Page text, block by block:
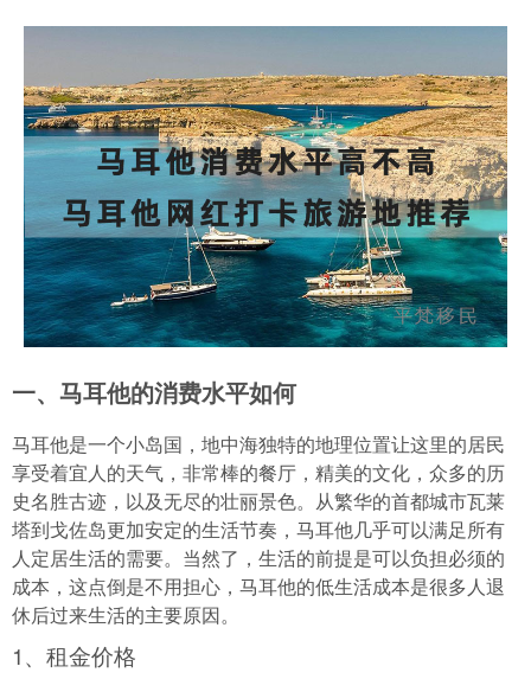
一、马耳他的消费水平如何
马耳他是一个小岛国，地中海独特的地理位置让这里的居民
享受着宜人的天气，非常棒的餐厅，精美的文化，众多的历
史名胜古迹，以及无尽的壮丽景色。从繁华的首都城市瓦莱
塔到戈佐岛更加安定的生活节奏，马耳他几乎可以满足所有
人定居生活的需要。当然了，生活的前提是可以负担必须的
成本，这点倒是不用担心，马耳他的低生活成本是很多人退
休后过来生活的主要原因。
1、租金价格